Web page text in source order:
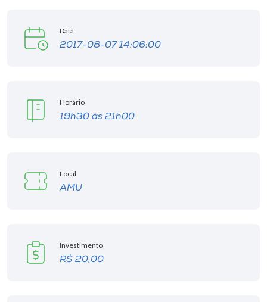
Data
2017-08-07 14:06:00
Horário
19h30 às 21h00
Local
AMU
Investimento
R$ 20,00